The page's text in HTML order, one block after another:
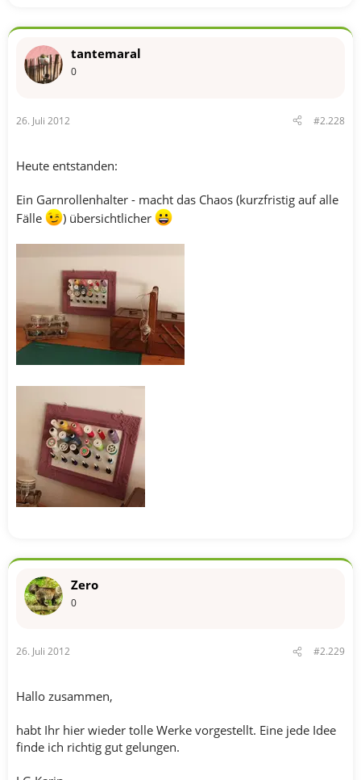
tantemaral
0
26. Juli 2012 #2.228
Heute entstanden:
Ein Garnrollenhalter - macht das Chaos (kurzfristig auf alle
Fälle
) übersichtlicher
Zero
0
26. Juli 2012 #2.229
Hallo zusammen,
habt Ihr hier wieder tolle Werke vorgestellt. Eine jede Idee
finde ich richtig gut gelungen.